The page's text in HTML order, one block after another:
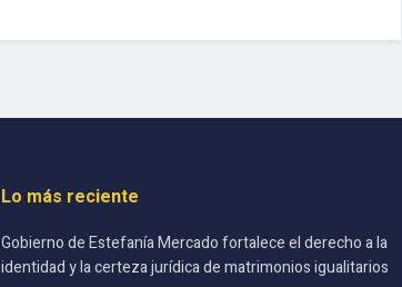
Lo más reciente
Gobierno de Estefanía Mercado fortalece el derecho a la
identidad y la certeza jurídica de matrimonios igualitarios